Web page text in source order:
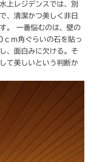
上レジデンスでは、別
、清潔かつ美しく非日
。 一番悩むのは、壁の
ｍ角ぐらいの石を貼っ
、面白みに欠ける。そ
て美しいという判断か